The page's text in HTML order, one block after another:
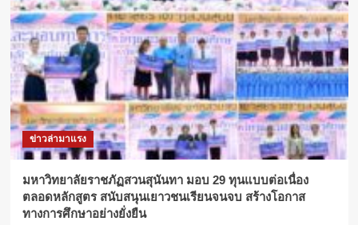
จาก
การ
จัด
อันดับ
โดย
THE
Asia
University
Rankings
2024
ข่าวล่ามาแรง
มหาวิทยาลัยราชภัฏสวนสุนันทา มอบ 29 ทุนแบบต่อเนื่อง
ตลอดหลักสูตร สนับสนุนเยาวชนเรียนจนจบ สร้างโอกาส
ทางการศึกษาอย่างยั่งยืน